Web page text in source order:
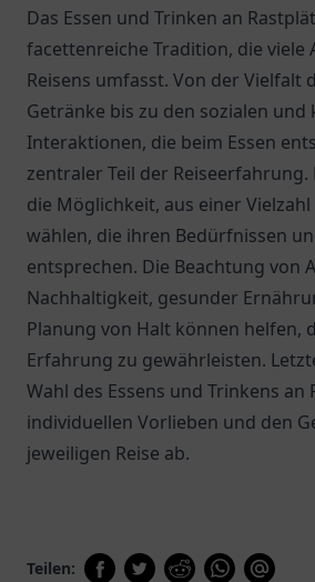
Das Essen und Trinken an
facettenreiche Tradition, die viele
Reisens umfasst. Von der Vielfalt
Getränke bis zu den sozialen und
Interaktionen, die beim Essen
zentraler Teil der Reiseerfahrung.
die Möglichkeit, aus einer
wählen, die ihren Bedürfnissen
entsprechen. Die Beachtung von
Nachhaltigkeit, gesunder
Planung von Halt können helfen,
Erfahrung zu gewährleisten.
Wahl des Essens und Trinkens an
individuellen Vorlieben und den
jeweiligen Reise ab.
Teilen: